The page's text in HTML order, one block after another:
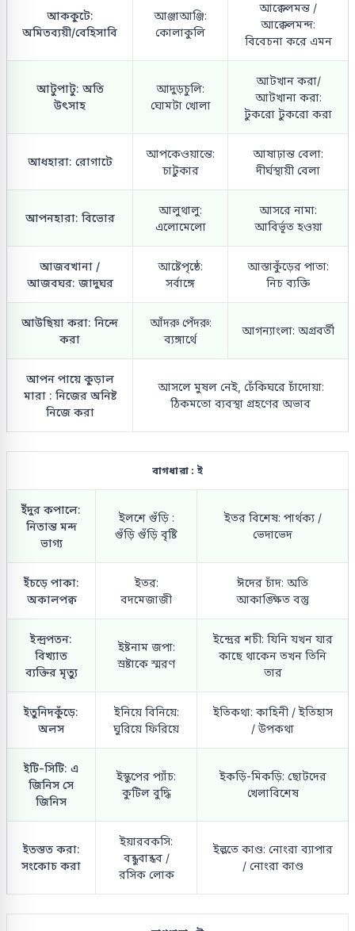
আককুটে:
অমিতব্যয়ী/বেহিসাবি
আঞ্জাআঞ্জি:
কোলাকুলি
আক্কেলমন্ত /
আক্কেলমন্দ:
বিবেচনা করে এমন
আটুপাটু: অতি
উৎসাহ
আদুড়চুলি:
ঘোমটা খোলা
আটখান করা/
আটখানা করা:
টুকরো টুকরো করা
আধহারা: রোগাটে
আপকেওয়ান্তে:
চাটুকার
আষাঢ়ান্ত বেলা:
দীর্ঘস্থায়ী বেলা
আপনহারা: বিভোর
আলুথালু:
এলোমেলো
আসরে নামা:
আবির্ভূত হওয়া
আজবখানা /
আজবঘর: জাদুঘর
আষ্টেপৃষ্ঠে:
সর্বাঙ্গে
আস্তাকুঁড়ের পাতা:
নিচ ব্যক্তি
আউছিয়া করা: নিন্দে
করা
আঁদরু পেঁদরু:
ব্যঙ্গার্থে
আগন্যাংলা: অগ্রবর্তী
আপন পায়ে কুড়াল
মারা : নিজের অনিষ্ট
নিজে করা
আসলে মুষল নেই, ঢেঁকিঘরে চাঁদোয়া:
ঠিকমতো ব্যবস্থা গ্রহণের অভাব
বাগধারা : ই
ইঁদুর কপালে:
নিতান্ত মন্দ
ভাগ্য
ইলশে গুঁড়ি :
গুঁড়ি গুঁড়ি বৃষ্টি
ইতর বিশেষ: পার্থক্য /
ভেদাভেদ
ইঁচড়ে পাকা:
অকালপক্ব
ইতর:
বদমেজাজী
ঈদের চাঁদ: অতি
আকাঙ্ক্ষিত বস্তু
ইন্দ্রপতন:
বিখ্যাত
ব্যক্তির মৃত্যু
ইষ্টনাম জপা:
স্রষ্টাকে স্মরণ
ইন্দ্রের শচী: যিনি যখন যার
কাছে থাকেন তখন তিনি
তার
ইতুনিদকুঁড়ে:
অলস
ইনিয়ে বিনিয়ে:
ঘুরিয়ে ফিরিয়ে
ইতিকথা: কাহিনী / ইতিহাস
/ উপকথা
ইটি-সিটি: এ
জিনিস সে
জিনিস
ইস্কুপের প্যাঁচ:
কুটিল বুদ্ধি
ইকড়ি-মিকড়ি: ছোটদের
খেলাবিশেষ
ইতস্তত করা:
সংকোচ করা
ইয়ারবকসি:
বন্ধুবান্ধব /
রসিক লোক
ইল্লতে কাণ্ড: নোংরা ব্যাপার
/ নোংরা কাণ্ড